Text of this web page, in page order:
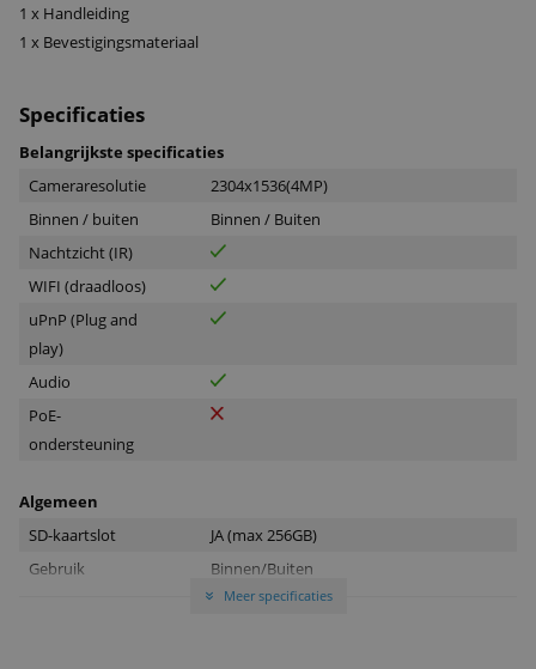
1 x Handleiding
1 x Bevestigingsmateriaal
Specificaties
Belangrijkste specificaties
Cameraresolutie
2304x1536(4MP)
Binnen / buiten
Binnen / Buiten
Nachtzicht (IR)
WIFI (draadloos)
uPnP (Plug and
play)
Audio
PoE-
ondersteuning
Algemeen
SD-kaartslot
JA (max 256GB)
Gebruik
Binnen/Buiten
» Meer specificaties